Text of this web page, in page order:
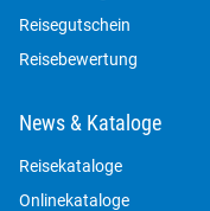
Reisegutschein
Reisebewertung
News & Kataloge
Reisekataloge
Onlinekataloge